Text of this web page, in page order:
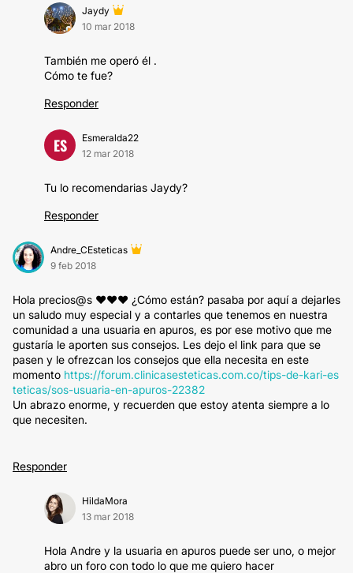
Jaydy
10 mar 2018
También me operó él .
Cómo te fue?
Responder
ES
Esmeralda22
12 mar 2018
Tu lo recomendarias Jaydy?
Responder
Andre_CEsteticas
9 feb 2018
Hola precios@s ♥♥♥ ¿Cómo están? pasaba por aquí a dejarles
un saludo muy especial y a contarles que tenemos en nuestra
comunidad a una usuaria en apuros, es por ese motivo que me
gustaría le aporten sus consejos. Les dejo el link para que se
pasen y le ofrezcan los consejos que ella necesita en este
momento https://forum.clinicasesteticas.com.co/tips-de-kari-es
teticas/sos-usuaria-en-apuros-22382
Un abrazo enorme, y recuerden que estoy atenta siempre a lo
que necesiten.
Responder
HildaMora
13 mar 2018
Hola Andre y la usuaria en apuros puede ser uno, o mejor
abro un foro con todo lo que me quiero hacer